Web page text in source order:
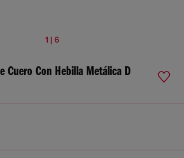
1 | 6
Cuero Con Hebilla Metálica D